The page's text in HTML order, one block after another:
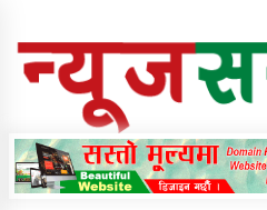
Online News Portal